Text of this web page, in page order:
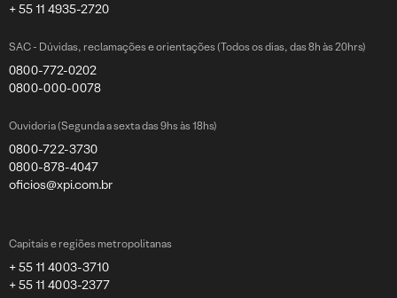
+ 55 11 4935-2720
SAC - Dúvidas, reclamações e orientações (Todos os dias, das 8h às 20hrs)
0800-772-0202
0800-000-0078
Ouvidoria (Segunda a sexta das 9hs às 18hs)
0800-722-3730
0800-878-4047
oficios@xpi.com.br
Capitais e regiões metropolitanas
+ 55 11 4003-3710
+ 55 11 4003-2377